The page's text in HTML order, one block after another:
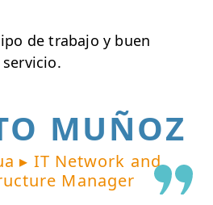
de trabajo y buen
servicio.
MUÑOZ
▸ IT Network and
Manager